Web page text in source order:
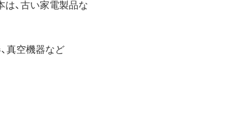
、古い家電製品な
真空機器など